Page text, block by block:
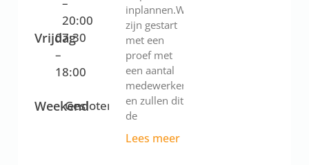
–
20:00
Vrijdag
07:30
–
18:00
Weekend
Gesloten
inplannen.We
zijn gestart
met een
proef met
een aantal
medewerkers
en zullen dit
de
Lees meer